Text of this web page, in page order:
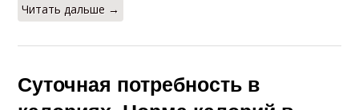
Читать дальше →
Суточная потребность в